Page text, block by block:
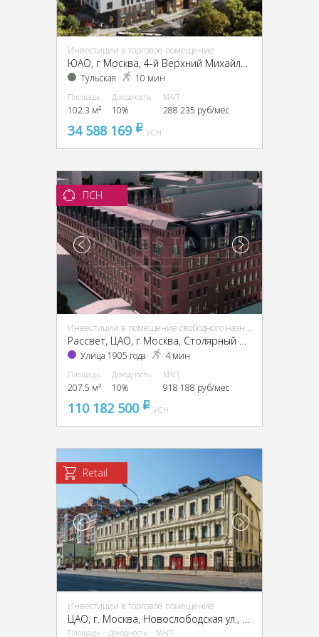
Инвестиции в торговое помещение
ЮАО, г Москва, 4-й Верхний Михайловский пр-д, 1
Тульская 10 мин
Площадь
102.3 м²
Доходность
10%
МАП
288 235 руб/мес
34 588 169 pуб
УСН
ПСН
Инвестиции в помещение свободного назначения (ПСН)
Рассвет, ЦАО, г Москва, Столярный пер., 3, кор. 1-13, 15
Улица 1905 года 4 мин
Площадь
207.5 м²
Доходность
10%
МАП
918 188 руб/мес
110 182 500 pуб
УСН
Retail
Инвестиции в торговое помещение
Площадь Доходность МАП